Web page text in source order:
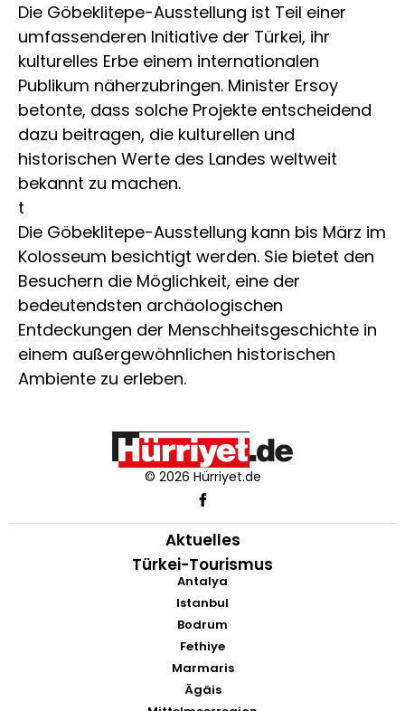
Die Göbeklitepe-Ausstellung ist Teil einer
umfassenderen Initiative der Türkei, ihr
kulturelles Erbe einem internationalen
Publikum näherzubringen. Minister Ersoy
betonte, dass solche Projekte entscheidend
dazu beitragen, die kulturellen und
historischen Werte des Landes weltweit
bekannt zu machen.
t
Die Göbeklitepe-Ausstellung kann bis März im
Kolosseum besichtigt werden. Sie bietet den
Besuchern die Möglichkeit, eine der
bedeutendsten archäologischen
Entdeckungen der Menschheitsgeschichte in
einem außergewöhnlichen historischen
Ambiente zu erleben.
© 2026 Hürriyet.de
Aktuelles
Türkei-Tourismus
Antalya
Istanbul
Bodrum
Fethiye
Marmaris
Ägäis